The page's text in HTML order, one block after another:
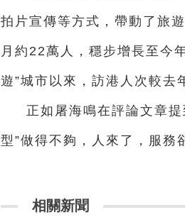
拍片宣傳等方式，帶動了旅
月約22萬人，穩步增長至今
遊”城市以來，訪港人次較去
正如屠海鳴在評論文章
型”做得不夠，人來了，服務
相關新聞